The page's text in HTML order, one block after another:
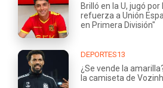
Brilló en la U, jugó por
refuerza a Unión
en Primera División"
DEPORTES13
¿Se vende la
la camiseta de